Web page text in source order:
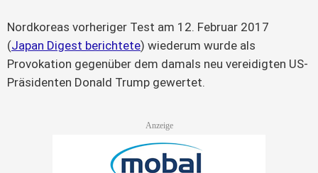
Nordkoreas vorheriger Test am 12. Februar 2017
(Japan Digest berichtete) wiederum wurde als
Provokation gegenüber dem damals neu vereidigten US-
Präsidenten Donald Trump gewertet.